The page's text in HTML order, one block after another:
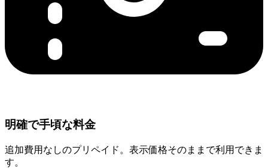
明確で手頃な料金
追加費用なしのプリペイド。表示価格そのままで利用できま
す。